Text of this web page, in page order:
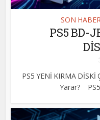
SON
PS5 BD-
PS5 YENİ KIRMA
Yarar? PS5